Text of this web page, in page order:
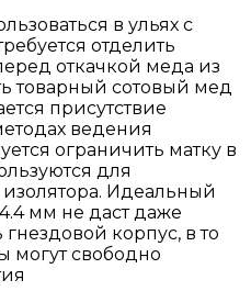
в ульях с
отделить
откачкой меда из
товарный сотовый мед
присутствие
ведения
ограничить матку в
для
Идеальный
мм не даст даже
корпус, в то
могут свободно